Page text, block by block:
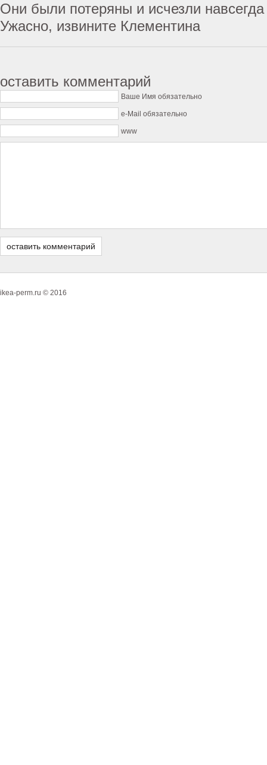
Они были потеряны и исчезли навсегда
Ужасно, извините Клементина
оставить комментарий
Ваше Имя обязательно
e-Mail обязательно
www
ikea-perm.ru © 2016